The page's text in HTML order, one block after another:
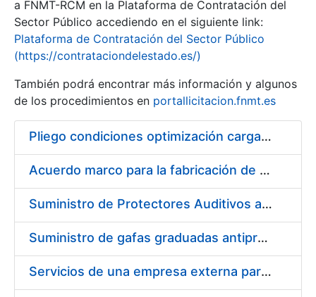
Erakutsi/Ezkutatu
a FNMT-RCM en la Plataforma de Contratación del
Sector Público accediendo en el siguiente link:
Plataforma de Contratación del Sector Público
(https://contrataciondelestado.es/)
También podrá encontrar más información y algunos
de los procedimientos en portallicitacion.fnmt.es
Pliego condiciones optimización cargas compras firmado
Acuerdo marco para la fabricación de piezas
Suministro de Protectores Auditivos a medida para las personas trabajadoras de los Centros de Trabajo de Madrid y Burgos
Suministro de gafas graduadas antiproyecciones para los trabajadores de la FNMT-RCM en los centros de trabajo de Madrid y Burgos
Servicios de una empresa externa para el asesoramiento y resolución de los recursos de alzada que se presentan relacionados con procesos de selección para la FNMT-RCM